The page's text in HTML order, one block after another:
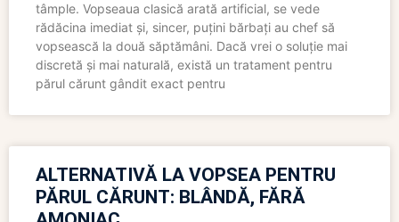
tâmple. Vopseaua clasică arată artificial, se vede
rădăcina imediat și, sincer, puțini bărbați au chef să
vopsească la două săptămâni. Dacă vrei o soluție mai
discretă și mai naturală, există un tratament pentru
părul cărunt gândit exact pentru
ALTERNATIVĂ LA VOPSEA PENTRU
PĂRUL CĂRUNT: BLÂNDĂ, FĂRĂ